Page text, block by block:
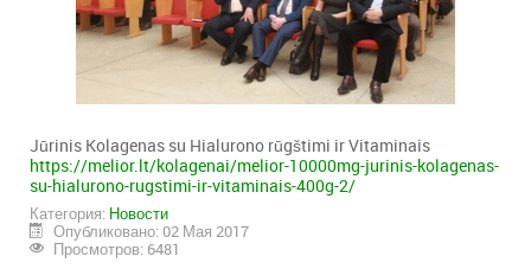
Jūrinis Kolagenas su Hialurono rūgštimi ir Vitaminais
https://melior.lt/kolagenai/melior-10000mg-jurinis-kolagenas-
su-hialurono-rugstimi-ir-vitaminais-400g-2/
Категория: Новости
Опубликовано: 02 Мая 2017
Просмотров: 6481